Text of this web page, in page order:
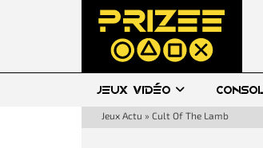
JEUX VIDÉO
Jeux Actu » Cult Of The Lamb